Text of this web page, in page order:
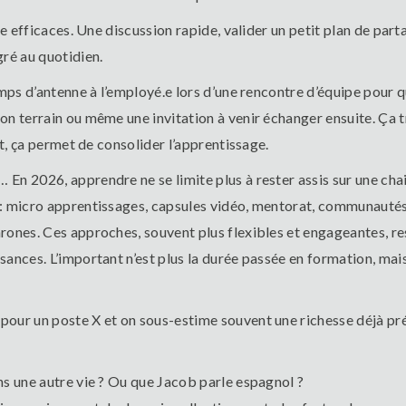
efficaces. Une discussion rapide, valider un petit plan de
au quotidien.
d’antenne à l’employé.e lors d’une rencontre d’équipe
terrain ou même une invitation à venir échanger ensuite.
permet de consolider l’apprentissage.
2026, apprendre ne se limite plus à rester assis sur une
micro apprentissages, capsules vidéo, mentorat,
Ces approches, souvent plus flexibles et engageantes,
L’important n’est plus la durée passée en formation,
un poste X et on sous-estime souvent une richesse déjà
autre vie ? Ou que Jacob parle espagnol ?